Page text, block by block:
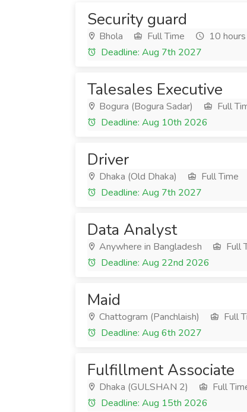
Security guard
Bhola Full Time
10
Deadline: Aug 7th 2027
Talesales Executive
Bogura (Bogura Sadar) Full
Deadline: Aug 10th 2026
Driver
Dhaka (Old Dhaka) Full Time
Deadline: Aug 7th 2027
Data Analyst
Anywhere in Bangladesh Full
Deadline: Aug 22nd 2026
Maid
Chattogram (Panchlaish) Full
Deadline: Aug 6th 2027
Fulfillment Associate
Dhaka (GULSHAN 2) Full
Deadline: Aug 15th 2026